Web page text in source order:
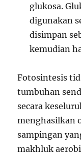
glukosa.
digunakan
disimpan
kemudian
Fotosintesis
tumbuhan
secara
menghasilkan
sampingan
makhluk